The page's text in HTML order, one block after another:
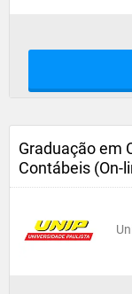
Graduação em
Contábeis (On-